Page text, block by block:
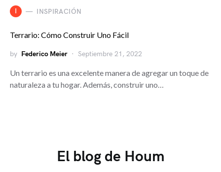
I INSPIRACIÓN
Terrario: Cómo Construir Uno Fácil
by Federico Meier Septiembre 21, 2022
Un terrario es una excelente manera de agregar un toque de
naturaleza a tu hogar. Además, construir uno…
El blog de Houm